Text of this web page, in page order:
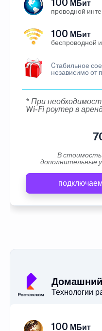
МБит
проводной
100 МБит
беспроводной
Cтабильное
независимо от
* При
Wi-Fi роутер в
В
дополнительные
Домашний
Технологии
100 МБит